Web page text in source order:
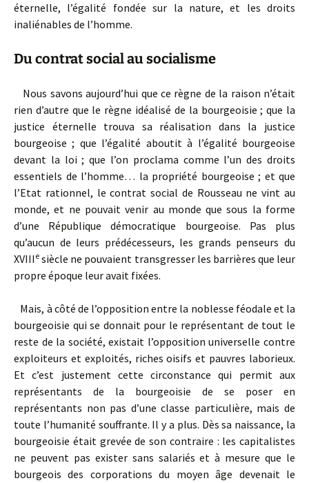
éternelle, l’égalité fondée sur la nature, et les droits
inaliénables de l’homme.
Du contrat social au socialisme
Nous savons aujourd’hui que ce règne de la raison n’était
rien d’autre que le règne idéalisé de la bourgeoisie ; que la
justice éternelle trouva sa réalisation dans la justice
bourgeoise ; que l’égalité aboutit à l’égalité bourgeoise
devant la loi ; que l’on proclama comme l’un des droits
essentiels de l’homme… la propriété bourgeoise ; et que
l’Etat rationnel, le contrat social de Rousseau ne vint au
monde, et ne pouvait venir au monde que sous la forme
d’une République démocratique bourgeoise. Pas plus
qu’aucun de leurs prédécesseurs, les grands penseurs du
XVIII e siècle ne pouvaient transgresser les barrières que leur
propre époque leur avait fixées.
Mais, à côté de l’opposition entre la noblesse féodale et la
bourgeoisie qui se donnait pour le représentant de tout le
reste de la société, existait l’opposition universelle contre
exploiteurs et exploités, riches oisifs et pauvres laborieux.
Et c’est justement cette circonstance qui permit aux
représentants de la bourgeoisie de se poser en
représentants non pas d’une classe particulière, mais de
toute l’humanité souffrante. Il y a plus. Dès sa naissance, la
bourgeoisie était grevée de son contraire : les capitalistes
ne peuvent pas exister sans salariés et à mesure que le
bourgeois des corporations du moyen âge devenait le